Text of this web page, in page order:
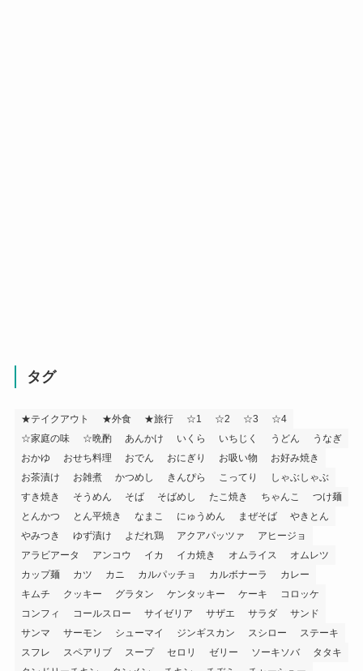
タグ
★テイクアウト ★外食 ★旅行 ☆1 ☆2 ☆3
☆4
☆家庭の味
☆晩酌 あんかけ いくら いちじく うどん
うなぎ
おかゆ
おせち料理 おでん おにぎり お吸い物
お好み焼き
お茶漬け
お雑煮 かつめし きんぴら こってり
しゃぶしゃぶ
すき焼き
そうめん そば そばめし たこ焼き ちゃんこ
つけ麺
とんかつ
とん平焼き なまこ にゅうめん まぜそば
やきとん
やみつき
ゆず漬け よだれ鶏 アクアパッツァ
アヒージョ
アラビアータ
アンコウ イカ イカ焼き オムライス
オムレツ
カップ麺
カツ カニ カルパッチョ カルボナーラ
カレー
キムチ
クッキー グラタン ケンタッキー ケーキ
コロッケ
コンフィ
コールスロー サイゼリア サザエ サラダ
サンド
サンマ
サーモン シューマイ ジンギスカン スシロー
ステーキ
スフレ
スペアリブ スープ セロリ ゼリー ソーキソバ
タタキ